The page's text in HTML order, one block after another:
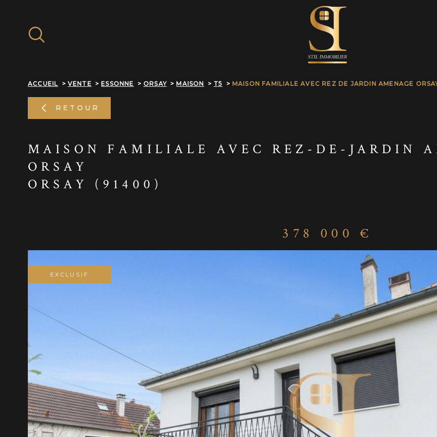
recherche
principal
contenu
ACCUEIL VENTE ESSONNE ORSAY MAISON T5 MAISON FAMILIALE AVEC REZ DE JARDIN AMENAGE
RETOUR
MAISON FAMILIALE AVEC REZ-DE-JARDIN
ORSAY
ORSAY (91400)
378 000 €
EXCLUSIF